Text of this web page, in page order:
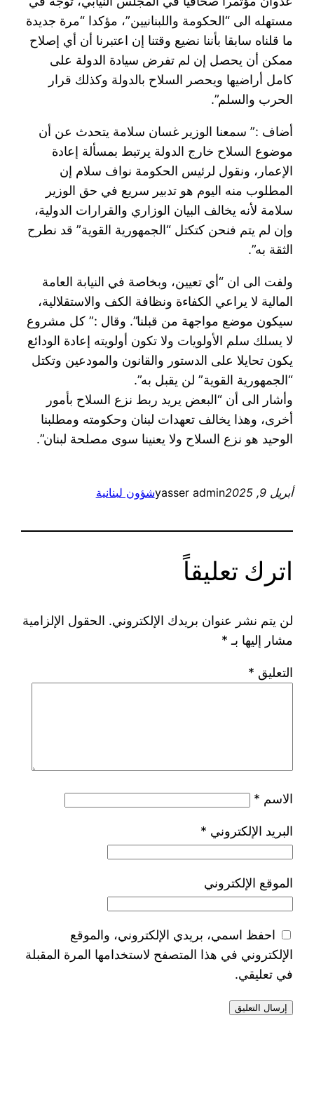
مستهله الى “الحكومة واللبنانيين”، مؤكدا “مرة جديدة
ما قلناه سابقا بأننا نضيع وقتنا إن اعتبرنا أن أي إصلاح
ممكن أن يحصل إن لم تفرض سيادة الدولة على
كامل أراضيها ويحصر السلاح بالدولة وكذلك قرار
الحرب والسلم”.
أضاف :” سمعنا الوزير غسان سلامة يتحدث عن أن
موضوع السلاح خارج الدولة يرتبط بمسألة إعادة
الإعمار، ونقول لرئيس الحكومة نواف سلام إن
المطلوب منه اليوم هو تدبير سريع في حق الوزير
سلامة لأنه يخالف البيان الوزاري والقرارات الدولية،
وإن لم يتم فنحن كتكتل “الجمهورية القوية” قد نطرح
الثقة به”.
ولفت الى ان “أي تعيين، وبخاصة في النيابة العامة
المالية لا يراعي الكفاءة ونظافة الكف والاستقلالية،
سيكون موضع مواجهة من قبلنا”. وقال :” كل مشروع
لا يسلك سلم الأولويات ولا تكون أولويته إعادة الودائع
يكون تحايلا على الدستور والقانون والمودعين وتكتل
“الجمهورية القوية” لن يقبل به”.
وأشار الى أن “البعض يريد ربط نزع السلاح بأمور
أخرى، وهذا يخالف تعهدات لبنان وحكومته ومطلبنا
الوحيد هو نزع السلاح ولا يعنينا سوى مصلحة لبنان”.
أبريل 9, 2025 yasser adminشؤون لبنانية
اترك تعليقاً
لن يتم نشر عنوان بريدك الإلكتروني. الحقول الإلزامية
مشار إليها بـ *
التعليق *
الاسم *
البريد الإلكتروني *
الموقع الإلكتروني
احفظ اسمي، بريدي الإلكتروني، والموقع
الإلكتروني في هذا المتصفح لاستخدامها المرة المقبلة
في تعليقي.